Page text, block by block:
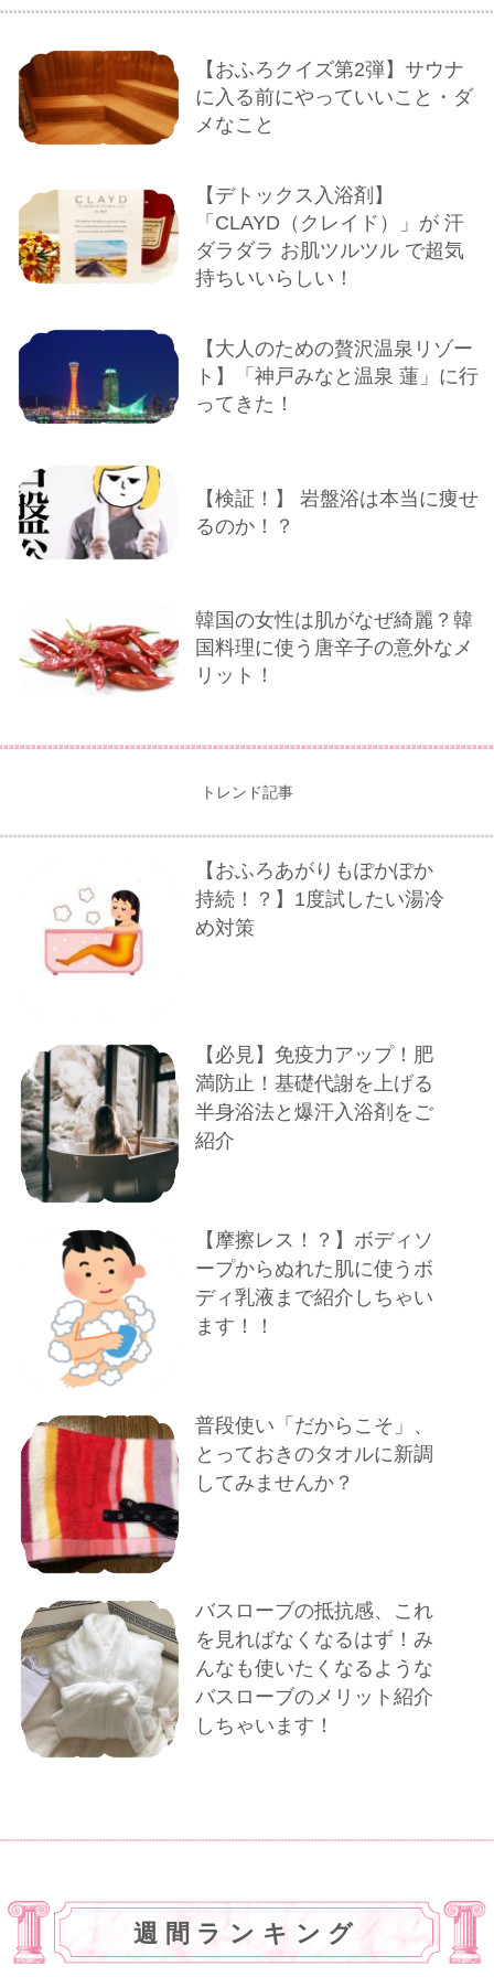
【おふろクイズ第2弾】サウナ
に入る前にやっていいこと・ダ
メなこと
【デトックス入浴剤】
「CLAYD（クレイド）」が 汗
ダラダラ お肌ツルツル で超気
持ちいいらしい！
【大人のための贅沢温泉リゾー
ト】「神戸みなと温泉 蓮」に行
ってきた！
【検証！】 岩盤浴は本当に痩せ
るのか！？
韓国の女性は肌がなぜ綺麗？韓
国料理に使う唐辛子の意外なメ
リット！
トレンド記事
【おふろあがりもぽかぽか
持続！？】1度試したい湯冷
め対策
【必見】免疫力アップ！肥
満防止！基礎代謝を上げる
半身浴法と爆汗入浴剤をご
紹介
【摩擦レス！？】ボディソ
ープからぬれた肌に使うボ
ディ乳液まで紹介しちゃい
ます！！
普段使い「だからこそ」、
とっておきのタオルに新調
してみませんか？
バスローブの抵抗感、これ
を見ればなくなるはず！み
んなも使いたくなるような
バスローブのメリット紹介
しちゃいます！
週間ランキング